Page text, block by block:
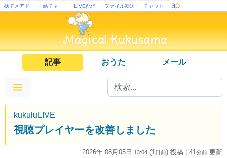
捨てメアド 絵チャ LIVE配信 ファイル転送 チャット
記事 おうた メール
kukuluLIVE
視聴プレイヤーを改善しました
2026年 08月05日 13:04 (1 日前) 投稿 | 41 分前 更新